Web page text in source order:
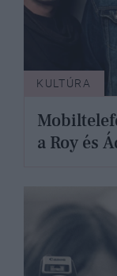
KULTÚRA
a Roy és